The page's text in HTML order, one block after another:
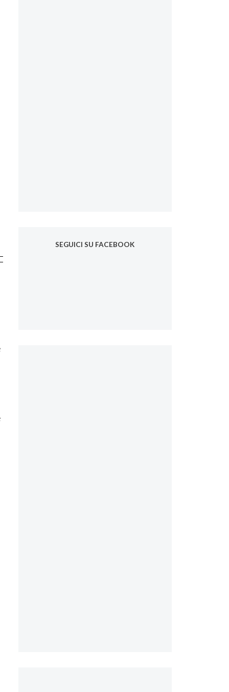
SEGUICI SU FACEBOOK